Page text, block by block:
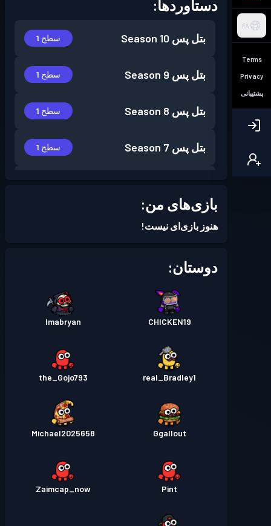
FA
Terms
Privacy
پشتیبانی
دستاوردها:
بتل پس Season 10 سطح 1
بتل پس Season 9 سطح 1
بتل پس Season 8 سطح 1
بتل پس Season 7 سطح 1
بازی‌های من:
هنوز بازی‌ای نیست!
دوستان:
CHICKEN19
Imabryan
real_Bradley1
the_Gojo793
Ggallout
Michael2025658
Pint
Zaimcap_now